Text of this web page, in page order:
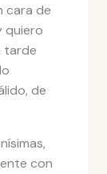
cara de
quiero
tarde
de
con